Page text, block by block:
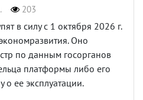
203
в силу с 1 октября 2026 г.
Оно
по данным госорганов
платформы либо его
о ее эксплуатации.